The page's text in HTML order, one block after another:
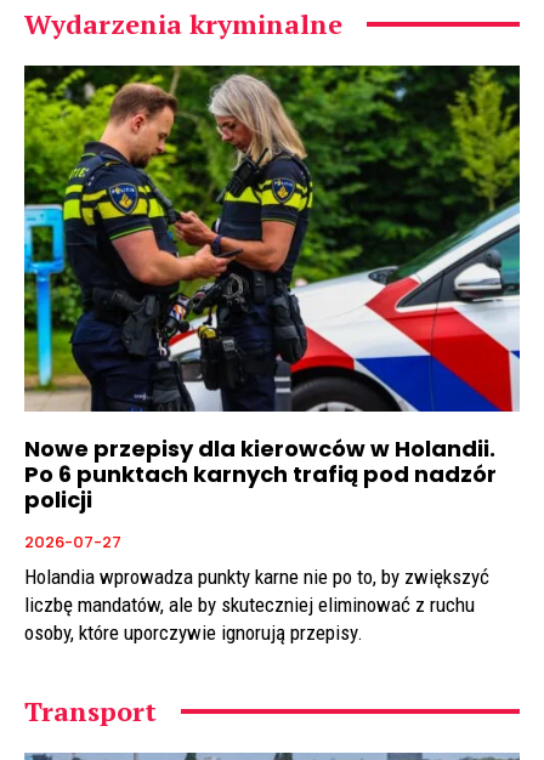
Wydarzenia kryminalne
Nowe przepisy dla kierowców w Holandii.
Po 6 punktach karnych trafią pod nadzór
policji
2026-07-27
Holandia wprowadza punkty karne nie po to, by zwiększyć
liczbę mandatów, ale by skuteczniej eliminować z ruchu
osoby, które uporczywie ignorują przepisy.
Transport